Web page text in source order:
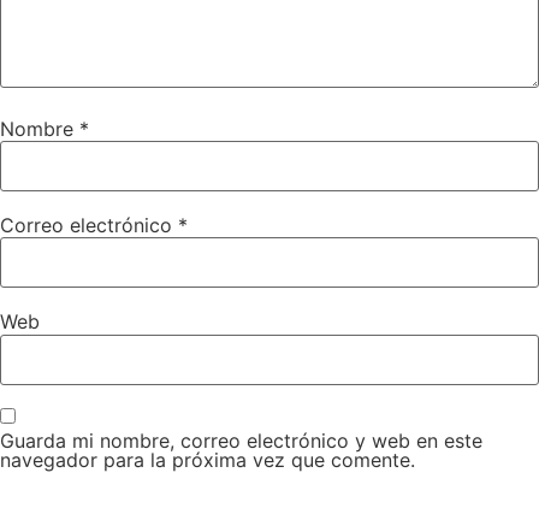
Nombre *
Correo electrónico *
Web
Guarda mi nombre, correo electrónico y web en este
navegador para la próxima vez que comente.